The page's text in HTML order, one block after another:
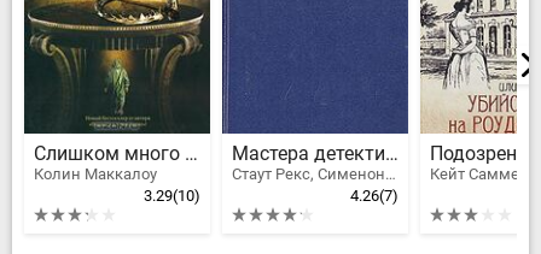
Слишком много убийств
Колин Маккалоу
3.29(10)
Мастера детектива. Выпуск 4
Стаут Рекс, Сименон Жорж, Мойес Патриция, Нюквист Герд
4.26(7)
Кейт